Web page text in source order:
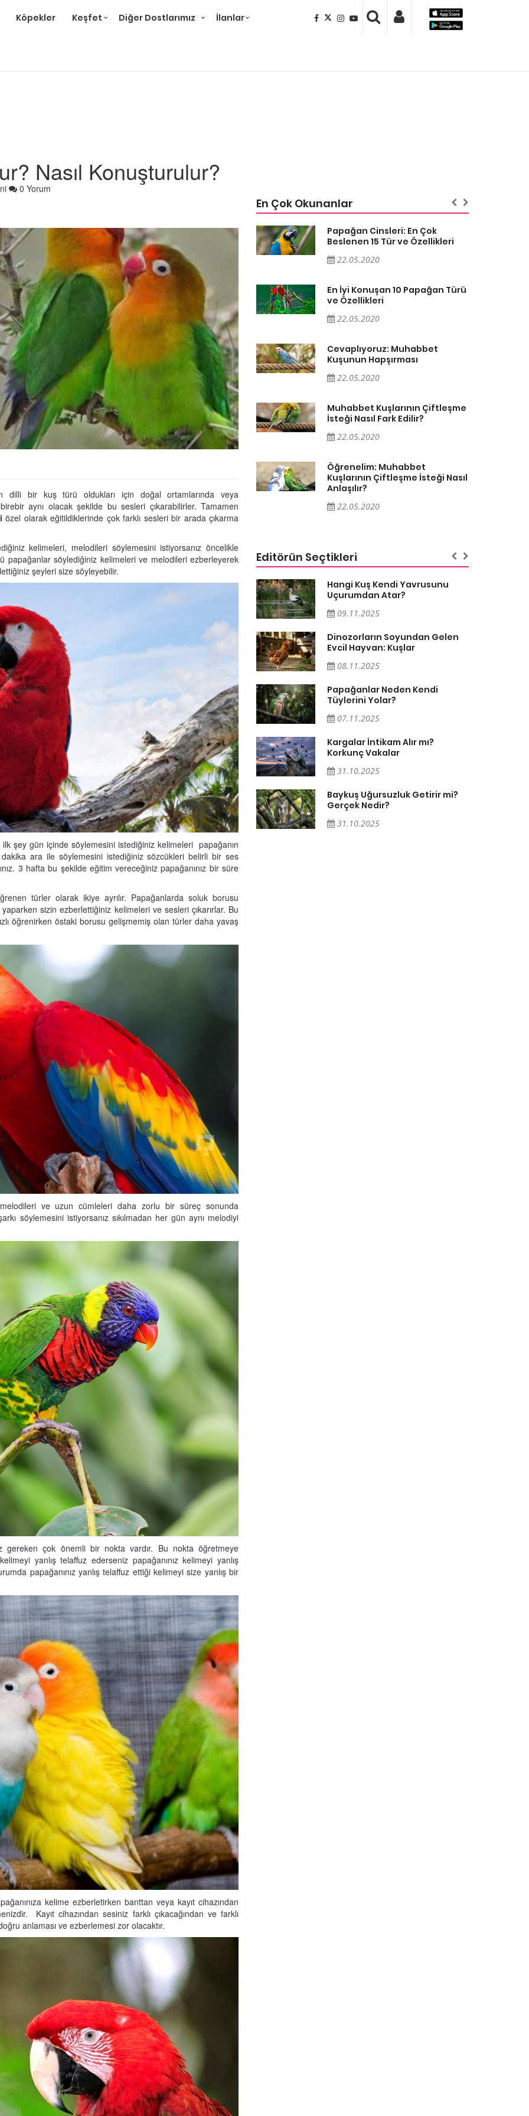
Köpekler Keşfet Diğer Dostlarımız İlanlar
Nasıl Konuşturulur?
0 Yorum
dilli bir kuş türü oldukları için doğal ortamlarında veya
aynı olacak şekilde bu sesleri çıkarabilirler. Tamamen
özel olarak eğitildiklerinde çok farklı sesleri bir arada çıkarma
kelimeleri, melodileri söylemesini istiyorsanız öncelikle
papağanlar söylediğiniz kelimeleri ve melodileri ezberleyerek
şeyleri size söyleyebilir.
şey gün içinde söylemesini istediğiniz kelimeleri papağanın
ara ile söylemesini istediğiniz sözcükleri belirli bir ses
3 hafta bu şekilde eğitim vereceğiniz papağanınız bir süre
türler olarak ikiye ayrılır. Papağanlarda soluk borusu
sizin ezberlettiğiniz kelimeleri ve sesleri çıkarırlar. Bu
öğrenirken östaki borusu gelişmemiş olan türler daha yavaş
ve uzun cümleleri daha zorlu bir süreç sonunda
söylemesini istiyorsanız sıkılmadan her gün aynı melodiyi
gereken çok önemli bir nokta vardır. Bu nokta öğretmeye
yanlış telaffuz ederseniz papağanınız kelimeyi yanlış
papağanınız yanlış telaffuz ettiği kelimeyi size yanlış bir
kelime ezberletirken banttan veya kayıt cihazından
Kayıt cihazından sesiniz farklı çıkacağından ve farklı
anlaması ve ezberlemesi zor olacaktır.
En Çok Okunanlar
Türü
Papağan Cinsleri: En Çok
Beslenen 15 Tür ve Özellikleri
22.05.2020
En İyi Konuşan 10 Papağan Türü
ve Özellikleri
22.05.2020
Cevaplıyoruz: Muhabbet
Kuşunun Hapşırması
Muhabbet Kuşlarının Çiftleşme
İsteği Nasıl Fark Edilir?
22.05.2020
22.05.2020
Papağan Cinsleri: En Çok
Beslenen 15 Tür ve Özellikleri
22.05.2020
En İyi Konuşan 10 Papağan Türü
ve Özellikleri
22.05.2020
Cevaplıyoruz: Muhabbet
Kuşunun Hapşırması
22.05.2020
Muhabbet Kuşlarının Çiftleşme
İsteği Nasıl Fark Edilir?
22.05.2020
Öğrenelim: Muhabbet
Kuşlarının Çiftleşme İsteği Nasıl
Anlaşılır?
22.05.2020
Editörün Seçtikleri
Her
Daha
Kuşlar Manyetik Alanı
Hissedebilir mi? Evrimsel
Kartalların Avlanma Stratejileri:
Gökyüzünün Kralı
Uçuş Rekorları: En Yükseğe, En
Uzağa, En Uzun Süre Uçabilen
29.08.2025
Kuşlar ile İlgili Söylenmiş En
Güzel 10 Söz
28.08.2025
Kuşların Tüy Renkleri Nasıl
Oluşur? Bilimsel Açıklama
27.08.2025
Hangi Kuş Kendi Yavrusunu
Uçurumdan Atar?
09.11.2025
Dinozorların Soyundan Gelen
Evcil Hayvan: Kuşlar
08.11.2025
Papağanlar Neden Kendi
Tüylerini Yolar?
07.11.2025
Kargalar İntikam Alır mı?
Korkunç Vakalar
31.10.2025
Baykuş Uğursuzluk Getirir mi?
Gerçek Nedir?
31.10.2025